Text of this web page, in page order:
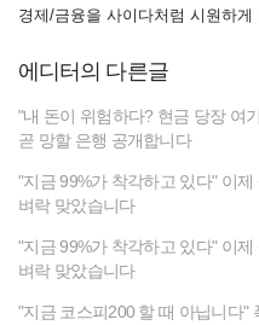
경제/금융을 사이다처럼 시원하게
에디터의 다른글
"내 돈이 위험하다? 현금 당장 여
곧 망할 은행 공개합니다
"지금 99%가 착각하고 있다" 이
벼락 맞았습니다
"지금 99%가 착각하고 있다" 이
벼락 맞았습니다
"지금 코스피200 할 때 아닙니다"